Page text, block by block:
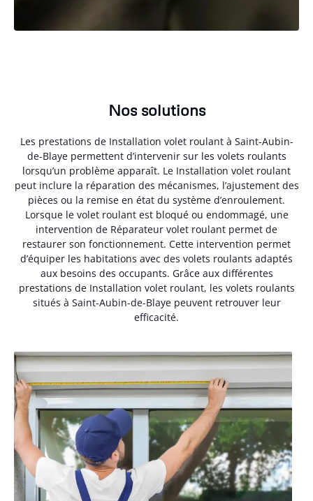
Nos solutions
Les prestations de Installation volet roulant à Saint-Aubin-
de-Blaye permettent d’intervenir sur les volets roulants
lorsqu’un problème apparaît. Le Installation volet roulant
peut inclure la réparation des mécanismes, l’ajustement des
pièces ou la remise en état du système d’enroulement.
Lorsque le volet roulant est bloqué ou endommagé, une
intervention de Réparateur volet roulant permet de
restaurer son fonctionnement. Cette intervention permet
d’équiper les habitations avec des volets roulants adaptés
aux besoins des occupants. Grâce aux différentes
prestations de Installation volet roulant, les volets roulants
situés à Saint-Aubin-de-Blaye peuvent retrouver leur
efficacité.